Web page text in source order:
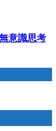
意識思考